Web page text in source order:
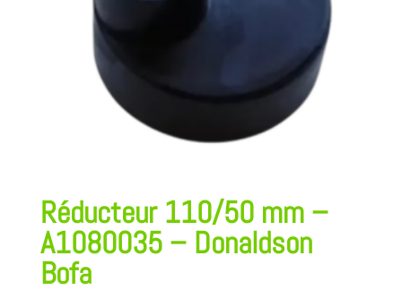
Réducteur 110/50 mm –
A1080035 – Donaldson
Bofa